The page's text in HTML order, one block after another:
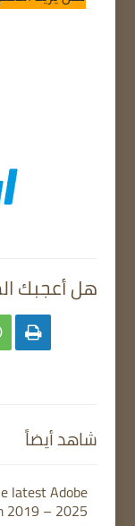
هل أعجبك

شاهد أيضاً
latest Adobe
2019 – 2025